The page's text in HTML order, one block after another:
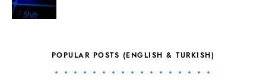
POPULAR POSTS (ENGLISH & TURKISH)